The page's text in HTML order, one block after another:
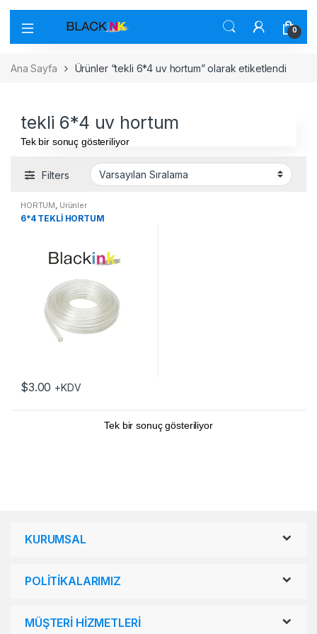
0
Ana Sayfa Ürünler “tekli 6*4 uv hortum” olarak etiketlendi
tekli 6*4 uv hortum
Tek bir sonuç gösteriliyor
Filters
HORTUM, Ürünler
6*4 TEKLİ HORTUM
$3.00 +KDV
Tek bir sonuç gösteriliyor
KURUMSAL
POLİTİKALARIMIZ
MÜŞTERİ HİZMETLERİ